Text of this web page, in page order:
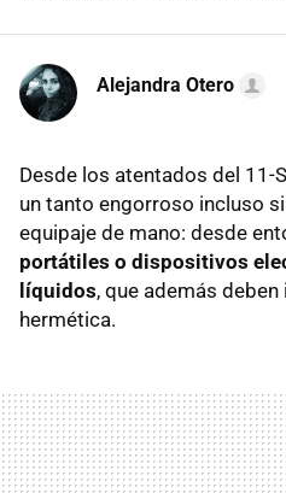
Alejandra Otero
Desde los atentados del 11-
un tanto engorroso incluso
equipaje de mano: desde
portátiles o dispositivos
líquidos, que además
hermética.